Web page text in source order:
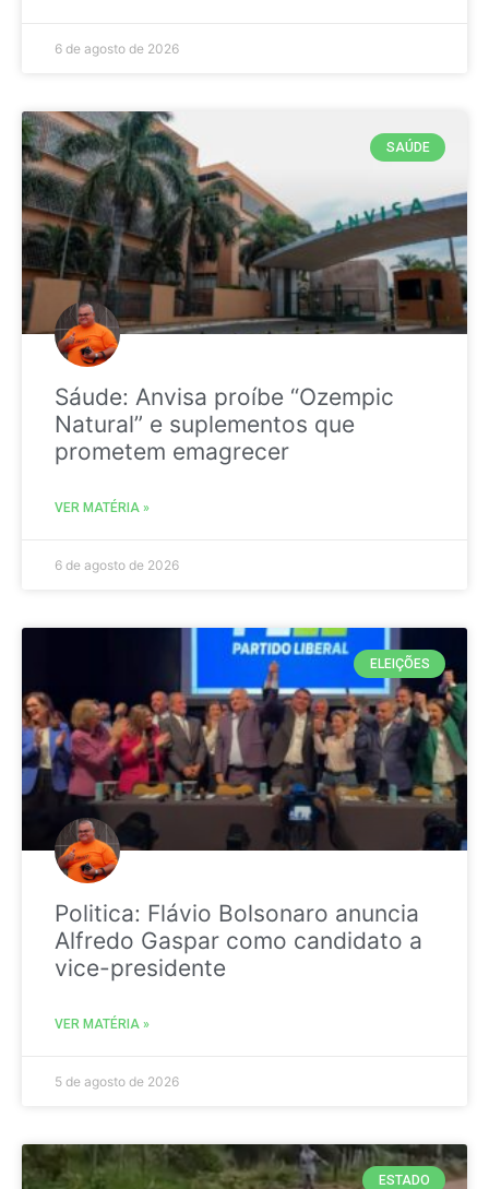
6 de agosto de 2026
SAÚDE
Sáude: Anvisa proíbe “Ozempic
Natural” e suplementos que
prometem emagrecer
VER MATÉRIA »
6 de agosto de 2026
ELEIÇÕES
Politica: Flávio Bolsonaro anuncia
Alfredo Gaspar como candidato a
vice-presidente
VER MATÉRIA »
5 de agosto de 2026
ESTADO